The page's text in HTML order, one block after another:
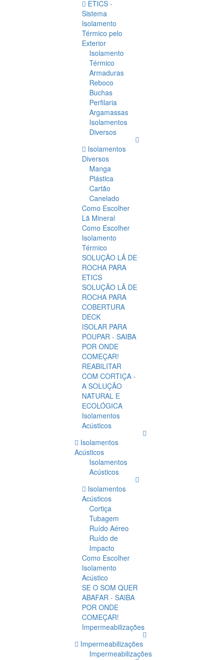
ETICS -
Sistema
Isolamento
Térmico pelo
Exterior
Isolamento
Térmico
Armaduras
Reboco
Buchas
Perfilaria
Argamassas
Isolamentos
Diversos
Isolamentos
Diversos
Manga
Plástica
Cartão
Canelado
Como Escolher
Lã Mineral
Como Escolher
Isolamento
Térmico
SOLUÇÃO LÃ DE
ROCHA PARA
ETICS
SOLUÇÃO LÃ DE
ROCHA PARA
COBERTURA
DECK
ISOLAR PARA
POUPAR - SAIBA
POR ONDE
COMEÇAR!
REABILITAR
COM CORTIÇA -
A SOLUÇÃO
NATURAL E
ECOLÓGICA
Isolamentos
Acústicos
Isolamentos
Acústicos
Isolamentos
Acústicos
Isolamentos
Acústicos
Cortiça
Tubagem
Ruído Aéreo
Ruído de
Impacto
Como Escolher
Isolamento
Acústico
SE O SOM QUER
ABAFAR - SAIBA
POR ONDE
COMEÇAR!
Impermeabilizações
Impermeabilizações
Impermeabilizações